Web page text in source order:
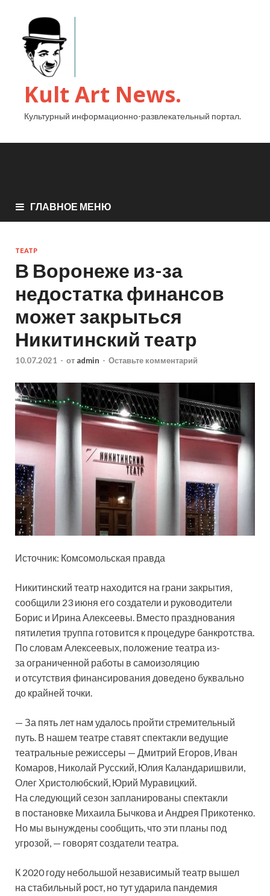
Kult Art News.
Культурный информационно-развлекательный портал.
ГЛАВНОЕ МЕНЮ
ТЕАТР
В Воронеже из-за
недостатка финансов
может закрыться
Никитинский театр
10.07.2021 - от admin - Оставьте комментарий
Источник: Комсомольская правда
Никитинский театр находится на грани закрытия,
сообщили 23 июня его создатели и руководители
Борис и Ирина Алексеевы. Вместо празднования
пятилетия труппа готовится к процедуре банкротства.
По словам Алексеевых, положение театра из-
за ограниченной работы в самоизоляцию
и отсутствия финансирования доведено буквально
до крайней точки.
— За пять лет нам удалось пройти стремительный
путь. В нашем театре ставят спектакли ведущие
театральные режиссеры — Дмитрий Егоров, Иван
Комаров, Николай Русский, Юлия Каландаришвили,
Олег Христолюбский, Юрий Муравицкий.
На следующий сезон запланированы спектакли
в постановке Михаила Бычкова и Андрея Прикотенко.
Но мы вынуждены сообщить, что эти планы под
угрозой, — говорят создатели театра.
К 2020 году небольшой независимый театр вышел
на стабильный рост, но тут ударила пандемия